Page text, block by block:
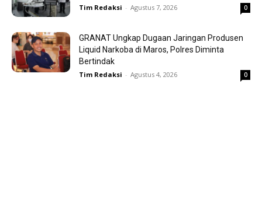
Tim Redaksi - Agustus 7, 2026 0
GRANAT Ungkap Dugaan Jaringan Produsen
Liquid Narkoba di Maros, Polres Diminta
Bertindak
Tim Redaksi - Agustus 4, 2026 0